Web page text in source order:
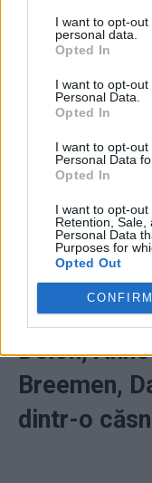
I want to opt-
personal data.
Opted In
I want to opt-
Personal Data.
Opted In
I want to opt-
Personal Data
Opted In
I want to opt-out
Retention, Sale,
Personal Data
Purposes for
Opted Out
CONFIRM
actor, pentru
lui Bertrand Blier.
În 1995 a obținut
la Berlin, iar în
Ultimul său mare
Palme d’Or d’honneur
sale Anouchka.
Femeile
Schneider,
Delon,
Breemen,
dintr-o